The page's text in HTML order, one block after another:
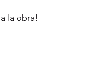
la obra!